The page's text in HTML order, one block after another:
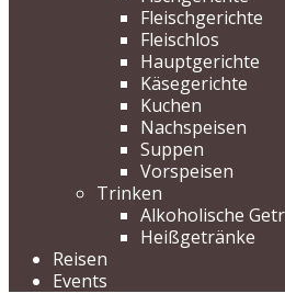
Fleischgerichte
Fleischlos
Hauptgerichte
Käsegerichte
Kuchen
Nachspeisen
Suppen
Vorspeisen
Trinken
Alkoholische
Heißgetränke
Reisen
Events